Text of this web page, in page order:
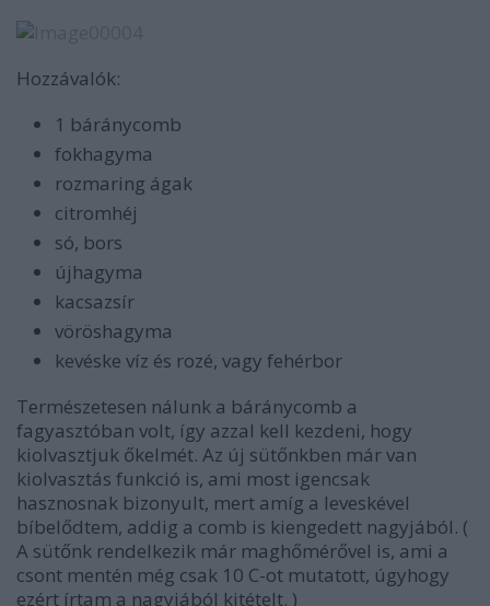
Hozzávalók:
1 báránycomb
fokhagyma
rozmaring ágak
citromhéj
só, bors
újhagyma
kacsazsír
vöröshagyma
kevéske víz és rozé, vagy fehérbor
Természetesen nálunk a báránycomb a
fagyasztóban volt, így azzal kell kezdeni, hogy
kiolvasztjuk őkelmét. Az új sütőnkben már van
kiolvasztás funkció is, ami most igencsak
hasznosnak bizonyult, mert amíg a leveskével
bíbelődtem, addig a comb is kiengedett nagyjából. (
A sütőnk rendelkezik már maghőmérővel is, ami a
csont mentén még csak 10 C-ot mutatott, úgyhogy
ezért írtam a nagyjából kitételt. )